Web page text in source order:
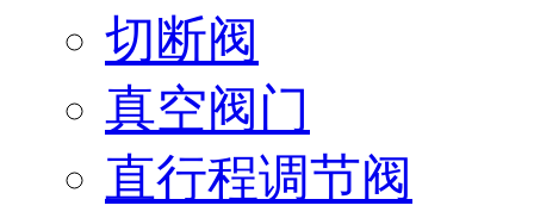
切断阀
真空阀门
直行程调节阀